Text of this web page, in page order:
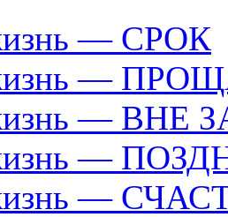
— СРОК
—
— ВНЕ
—
—